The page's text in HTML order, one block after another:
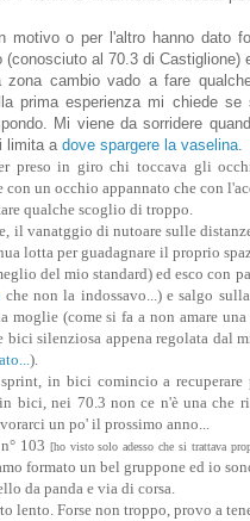
motivo o per l'altro hanno dato
(conosciuto al 70.3 di
zona cambio vado a fare
prima esperienza mi chiede
Mi viene da sorridere
limita a dove spargere la vaselina.
preso in giro chi toccava gli
un occhio appannato che con
qualche scoglio di troppo.
il vanatggio di nutoare sulle
lotta per guadagnare il proprio
del mio standard) ed esco con
che non la indossavo...) e salgo
moglie (come si fa a non amare
bici silenziosa appena regolata dal
).
in bici comincio a
bici, nei 70.3 non ce n'è una che
un po' il prossimo anno...
103 [ho visto solo adesso che si trattava
formato un bel gruppone ed io
da panda e via di corsa.
lento. Forse non troppo, provo a